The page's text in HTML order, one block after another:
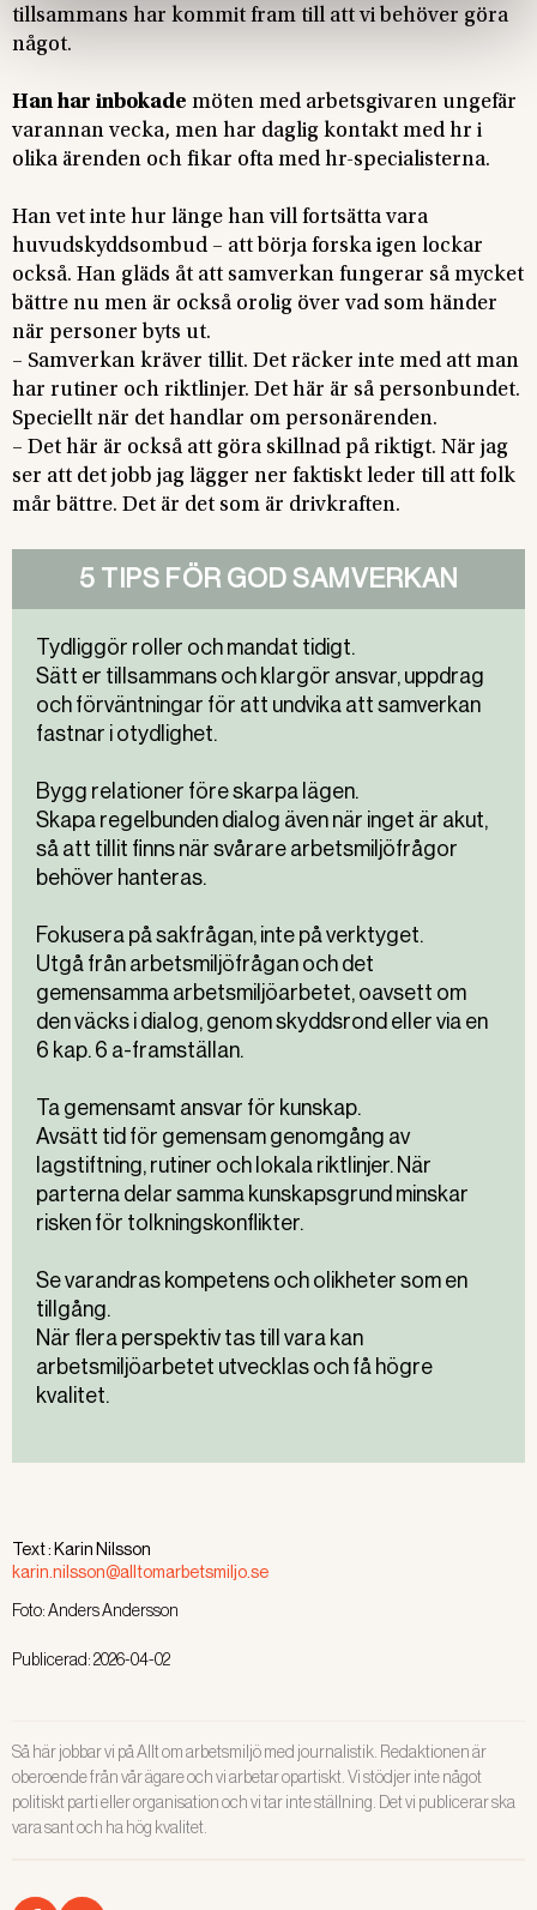
tillsammans har kommit fram till att vi behöver göra
något.
Han har inbokade möten med arbetsgivaren ungefär
varannan vecka, men har daglig kontakt med hr i
olika ärenden och fikar ofta med hr-specialisterna.
Han vet inte hur länge han vill fortsätta vara
huvudskyddsombud – att börja forska igen lockar
också. Han gläds åt att samverkan fungerar så mycket
bättre nu men är också orolig över vad som händer
när personer byts ut.
– Samverkan kräver tillit. Det räcker inte med att man
har rutiner och riktlinjer. Det här är så personbundet.
Speciellt när det handlar om personärenden.
– Det här är också att göra skillnad på riktigt. När jag
ser att det jobb jag lägger ner faktiskt leder till att folk
mår bättre. Det är det som är drivkraften.
5 TIPS FÖR GOD SAMVERKAN
Tydliggör roller och mandat tidigt.
Sätt er tillsammans och klargör ansvar, uppdrag
och förväntningar för att undvika att samverkan
fastnar i otydlighet.
Bygg relationer före skarpa lägen.
Skapa regelbunden dialog även när inget är akut,
så att tillit finns när svårare arbetsmiljöfrågor
behöver hanteras.
Fokusera på sakfrågan, inte på verktyget.
Utgå från arbetsmiljöfrågan och det
gemensamma arbetsmiljöarbetet, oavsett om
den väcks i dialog, genom skyddsrond eller via en
6 kap. 6 a-framställan.
Ta gemensamt ansvar för kunskap.
Avsätt tid för gemensam genomgång av
lagstiftning, rutiner och lokala riktlinjer. När
parterna delar samma kunskapsgrund minskar
risken för tolkningskonflikter.
Se varandras kompetens och olikheter som en
tillgång.
När flera perspektiv tas till vara kan
arbetsmiljöarbetet utvecklas och få högre
kvalitet.
Text :Karin Nilsson
karin.nilsson@alltomarbetsmiljo.se
Foto:Anders Andersson
Publicerad:2026-04-02
Så här jobbar vi på Allt om arbetsmiljö med journalistik. Redaktionen är
oberoende från vår ägare och vi arbetar opartiskt. Vi stödjer inte något
politiskt parti eller organisation och vi tar inte ställning. Det vi publicerar ska
vara sant och ha hög kvalitet.